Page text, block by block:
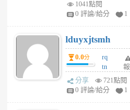
jl
月
前
1041點閱
0 評論/給分
1
lduyxjtsmh
0.0分
rq
tn
jt
gl
報
分享
721點閱
0 評論/給分
1